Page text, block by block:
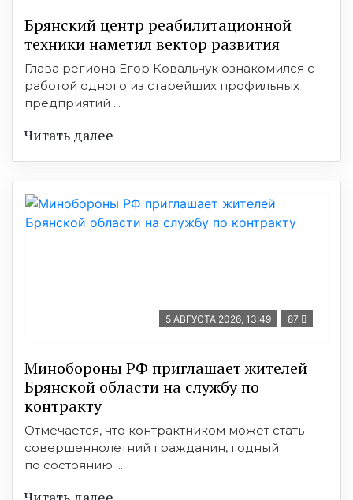
Брянский центр реабилитационной
техники наметил вектор развития
Глава региона Егор Ковальчук ознакомился с
работой одного из старейших профильных
предприятий ...
Читать далее
5 АВГУСТА 2026, 13:49 87
Минобoроны РФ приглaшaет житeлeй
Брянской области на службу по
контракту
Отмечается, что контрактником может стать
совершеннолетний гражданин, годный
по состоянию ...